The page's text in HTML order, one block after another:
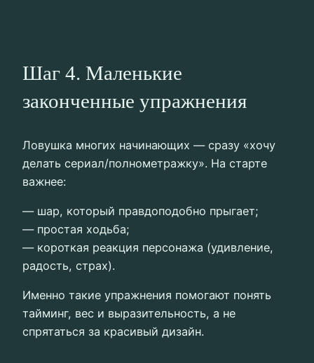
Шаг 4. Маленькие
законченные упражнения
Ловушка многих начинающих — сразу «хочу
делать сериал/полнометражку». На старте
важнее:
— шар, который правдоподобно прыгает;
— простая ходьба;
— короткая реакция персонажа (удивление,
радость, страх).
Именно такие упражнения помогают понять
тайминг, вес и выразительность, а не
спрятаться за красивый дизайн.